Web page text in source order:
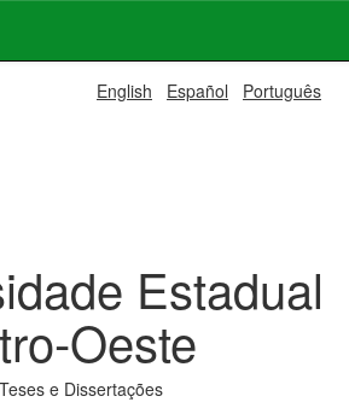
English Español Português
Estadual
Oeste
e Dissertações